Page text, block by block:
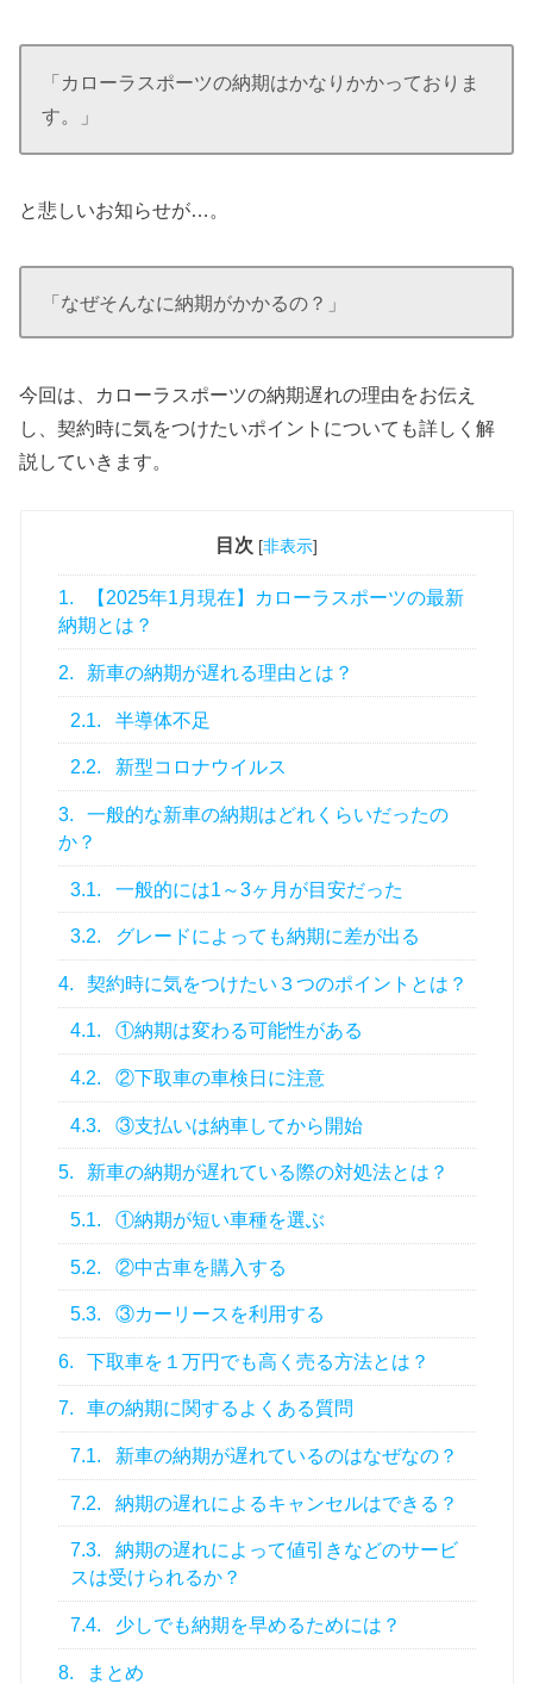
「カローラスポーツの納期はかなりかかっておりま
す。」
と悲しいお知らせが…。
「なぜそんなに納期がかかるの？」
今回は、カローラスポーツの納期遅れの理由をお伝え
し、契約時に気をつけたいポイントについても詳しく解
説していきます。
目次 [非表示]
1.
【2025年1月現在】カローラスポーツの最新
納期とは？
2. 新車の納期が遅れる理由とは？
2.1. 半導体不足
2.2. 新型コロナウイルス
3.
一般的な新車の納期はどれくらいだったの
か？
3.1. 一般的には1～3ヶ月が目安だった
3.2. グレードによっても納期に差が出る
4. 契約時に気をつけたい３つのポイントとは？
4.1. ①納期は変わる可能性がある
4.2. ②下取車の車検日に注意
4.3. ③支払いは納車してから開始
5. 新車の納期が遅れている際の対処法とは？
5.1. ①納期が短い車種を選ぶ
5.2. ②中古車を購入する
5.3. ③カーリースを利用する
6. 下取車を１万円でも高く売る方法とは？
7. 車の納期に関するよくある質問
7.1. 新車の納期が遅れているのはなぜなの？
7.2. 納期の遅れによるキャンセルはできる？
7.3.
納期の遅れによって値引きなどのサービ
スは受けられるか？
7.4. 少しでも納期を早めるためには？
8. まとめ